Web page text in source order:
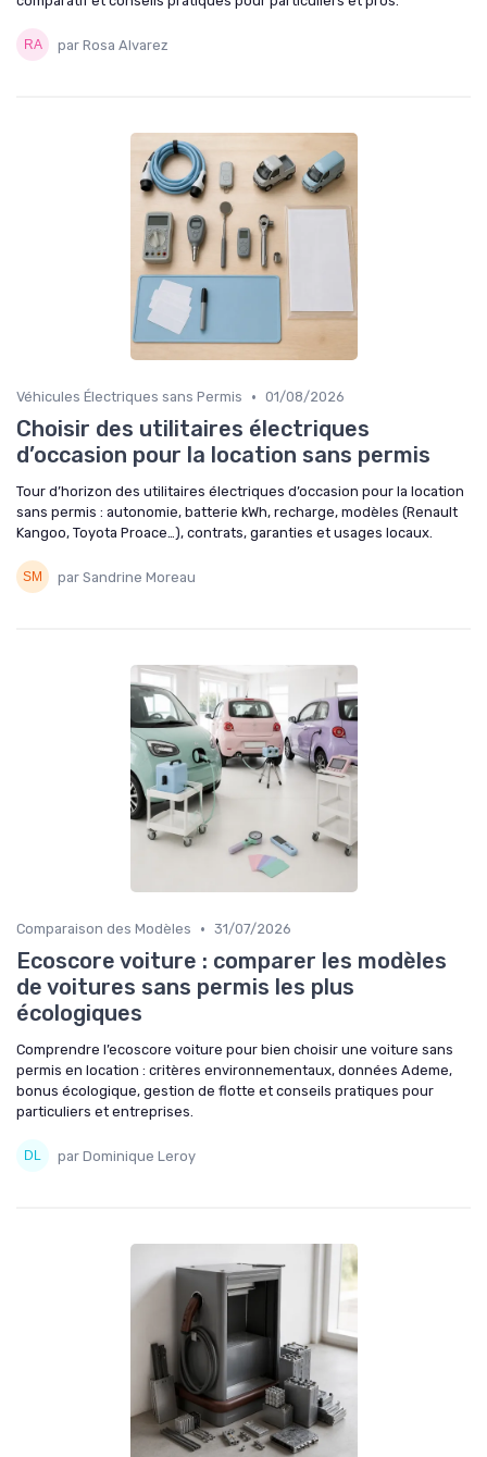
par Rosa Alvarez
Véhicules Électriques sans Permis • 01/08/2026
Choisir des utilitaires électriques
d’occasion pour la location sans permis
Tour d’horizon des utilitaires électriques d’occasion pour la location
sans permis : autonomie, batterie kWh, recharge, modèles (Renault
Kangoo, Toyota Proace…), contrats, garanties et usages locaux.
par Sandrine Moreau
Comparaison des Modèles • 31/07/2026
Ecoscore voiture : comparer les modèles
de voitures sans permis les plus
écologiques
Comprendre l’ecoscore voiture pour bien choisir une voiture sans
permis en location : critères environnementaux, données Ademe,
bonus écologique, gestion de flotte et conseils pratiques pour
particuliers et entreprises.
par Dominique Leroy